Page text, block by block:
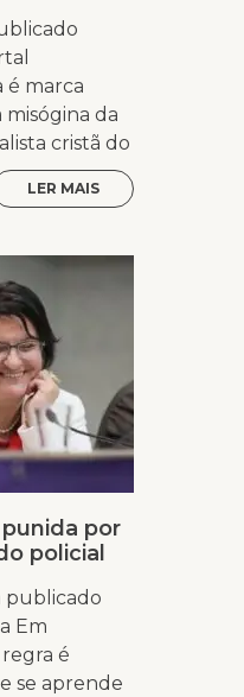
é marca
da
cristã do
LER MAIS
por
policial
publicado
Em
é
se aprende